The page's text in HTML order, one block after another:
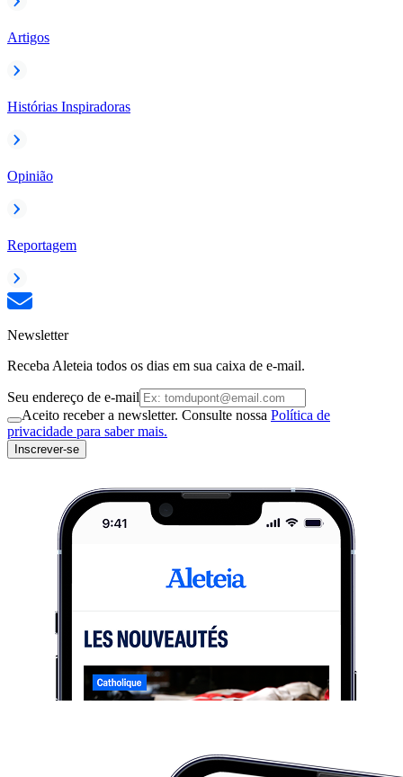
Artigos
Histórias Inspiradoras
Opinião
Reportagem
Newsletter
Receba Aleteia todos os dias em sua caixa de e-mail.
Seu endereço de e-mail
Aceito receber a newsletter. Consulte nossa Política de
privacidade para saber mais.
Inscrever-se